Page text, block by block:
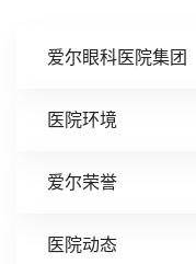
爱尔眼科医院集团
医院环境
爱尔荣誉
医院动态